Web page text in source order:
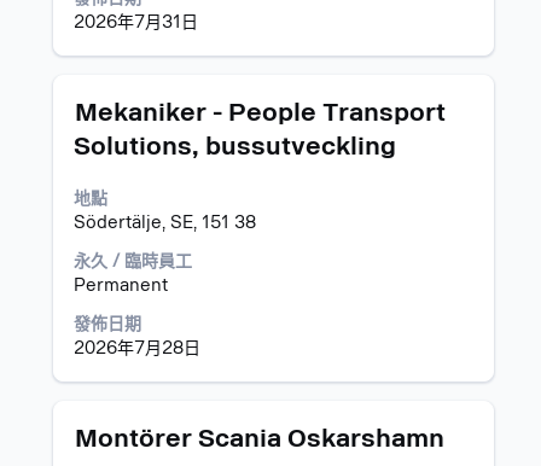
2026年7月31日
資
整
內
標
Mekaniker - People Transport
Solutions, bussutveckling
地點
Södertälje, SE, 151 38
永久 / 臨時員工
Permanent
發佈日期
2026年7月28日
選
空
列
以
檢
視
作
資
整
標
Montörer Scania Oskarshamn
選